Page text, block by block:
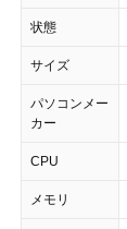
状態
サイズ
パソコンメー
カー
CPU
メモリ